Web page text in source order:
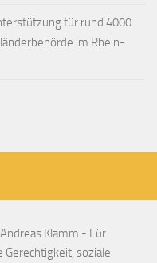
für rund 4000
im Rhein-
Klamm - Für
Gerechtigkeit, soziale